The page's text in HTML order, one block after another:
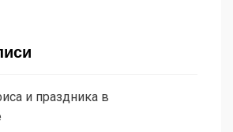
и праздника в